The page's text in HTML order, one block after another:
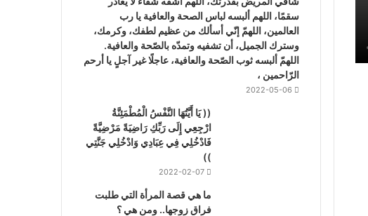
سقمًا، اللهم ألبسه لباس الصحة والعافية يا رب
العالمين، اللهمّ إنّي أسألك من عظيم لطفك، وكرمك،
وسترك الجميل، أن تشفيه وتمدّه بالصّحة والعافية.
اللهمّ ألبسه ثوب الصّحة والعافية، عاجلًا غير آجلٍ يا أرحم
الرّاحمين ،
2022-05-06
(( يَا أَيَّتُهَا النَّفْسُ الْمُطْمَئِنَّةُ
ارْجِعِي إِلَى رَبِّكِ رَاضِيَةً مَرْضِيَّةً
فَادْخُلِي فِي عِبَادِي وَادْخُلِي جَنَّتِي
))
2022-02-07
ما هي قصة المرأة التي طلبت
فراق زوجها.. ومن هي ؟